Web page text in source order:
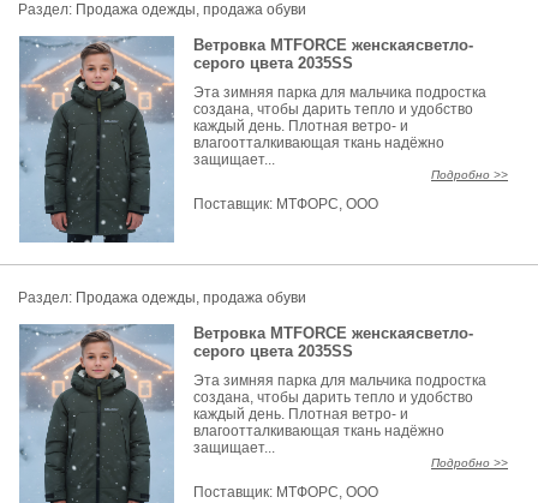
Раздел: Продажа одежды, продажа обуви
Ветровка MTFORCE женскаясветло-
серого цвета 2035SS
Эта зимняя парка для мальчика подростка
создана, чтобы дарить тепло и удобство
каждый день. Плотная ветро- и
влагоотталкивающая ткань надёжно
защищает...
Подробно >>
Поставщик: МТФОРС, ООО
Раздел: Продажа одежды, продажа обуви
Ветровка MTFORCE женскаясветло-
серого цвета 2035SS
Эта зимняя парка для мальчика подростка
создана, чтобы дарить тепло и удобство
каждый день. Плотная ветро- и
влагоотталкивающая ткань надёжно
защищает...
Подробно >>
Поставщик: МТФОРС, ООО